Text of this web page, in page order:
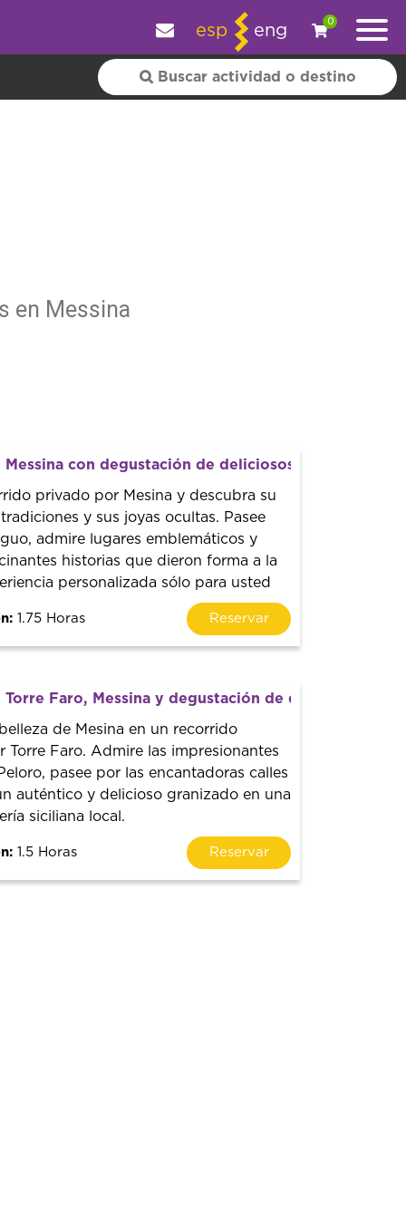
esp eng
0
en Messina
con degustación de deliciosos granizados
privado por Mesina y descubra su
y sus joyas ocultas. Pasee
admire lugares emblemáticos y
historias que dieron forma a la
personalizada sólo para usted
1.75 Horas Reservar
Faro, Messina y degustación de deliciosos
de Mesina en un recorrido
Torre Faro. Admire las impresionantes
pasee por las encantadoras calles
auténtico y delicioso granizado en una
siciliana local.
1.5 Horas Reservar
+ información